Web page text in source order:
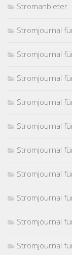
Stromanbieter
Stromjournal
Stromjournal
Stromjournal
Stromjournal
Stromjournal
Stromjournal
Stromjournal
Stromjournal
Stromjournal
Stromjournal